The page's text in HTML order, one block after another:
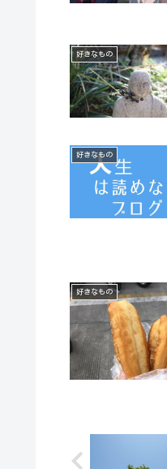
好きなもの
好きなもの
好きなもの